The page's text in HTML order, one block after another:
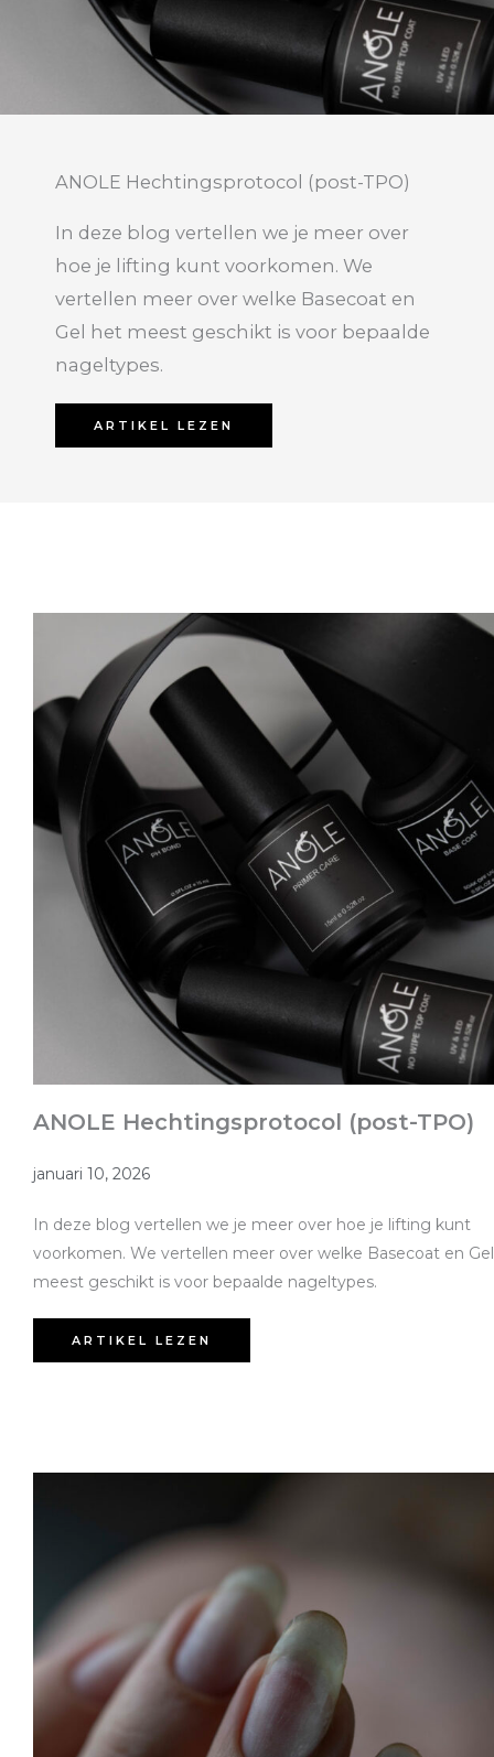
ANOLE Hechtingsprotocol (post-TPO)
In deze blog vertellen we je meer over
hoe je lifting kunt voorkomen. We
vertellen meer over welke Basecoat en
Gel het meest geschikt is voor bepaalde
nageltypes.
ARTIKEL LEZEN
ANOLE Hechtingsprotocol (post-TPO)
januari 10, 2026
In deze blog vertellen we je meer over hoe je lifting kunt
voorkomen. We vertellen meer over welke Basecoat en
meest geschikt is voor bepaalde nageltypes.
ARTIKEL LEZEN